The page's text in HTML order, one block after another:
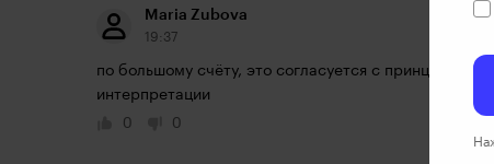
Maria Zubova
19:37
по большому счёту, это согласуется с принципами
интерпретации
0
0